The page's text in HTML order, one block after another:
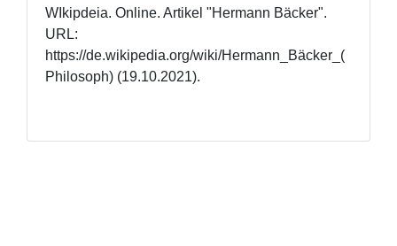
WIkipdeia. Online. Artikel "Hermann Bäcker".
URL:
https://de.wikipedia.org/wiki/Hermann_Bäcker_(
Philosoph) (19.10.2021).